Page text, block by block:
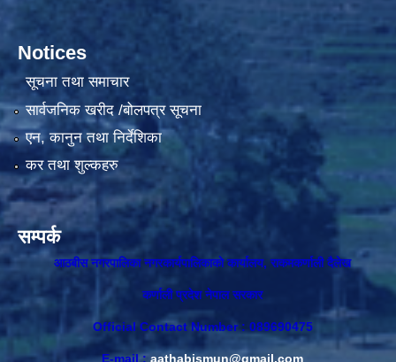
Notices
सूचना तथा समाचार
सार्वजनिक खरीद /बोलपत्र सूचना
एन, कानुन तथा निर्देशिका
कर तथा शुल्कहरु
सम्पर्क
आठबीस नगरपालिका नगरकार्यपालिकाकाे कार्यालय, राकमकर्णाली दैलेख
कर्णाली प्रदेश नेपाल सरकार
Official Contact Number : 089690475
E-mail : aathabismun@gmail.com